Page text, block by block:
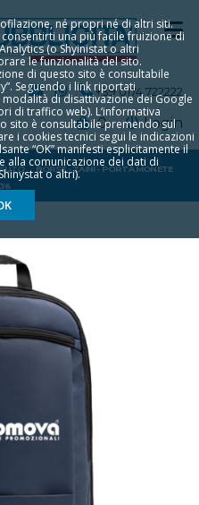
né propri né di altri siti.
una più facile fruizione di
(o Shyinistat o altri
le funzionalità del sito.
di questo sito è consultabile
Seguendo i link riportati
di disattivazione dei Google
di traffico web). L‘informativa
sito è consultabile premendo sul
i cookies tecnici segui le indicazioni
“OK” manifesti esplicitamente il
alla comunicazione dei dati di
o altri).
+39 0174 722222
Login
0
BORSE - ZAINI - PORTA MONETE